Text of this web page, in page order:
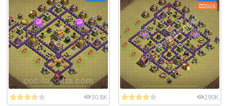
30.8K
2026
290K